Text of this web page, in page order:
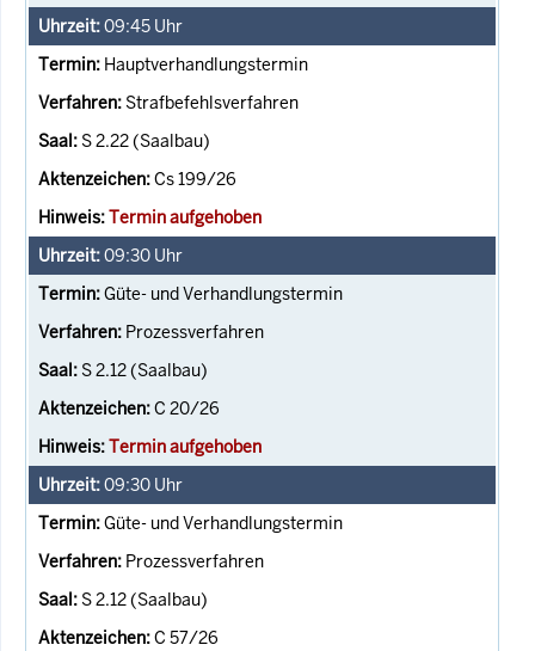
09:45 Uhr
Hauptverhandlungstermin
Strafbefehlsverfahren
S 2.22 (Saalbau)
Cs 199/26
Termin aufgehoben
09:30 Uhr
Güte- und Verhandlungstermin
Prozessverfahren
S 2.12 (Saalbau)
C 20/26
Termin aufgehoben
09:30 Uhr
Güte- und Verhandlungstermin
Prozessverfahren
S 2.12 (Saalbau)
C 57/26